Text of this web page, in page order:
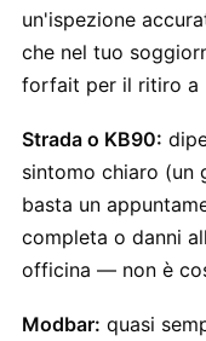
un'ispezione
che nel tuo
forfait per il ritiro a
Strada o KB90:
sintomo chiaro
basta un
completa o danni
officina — non è
Modbar: quasi